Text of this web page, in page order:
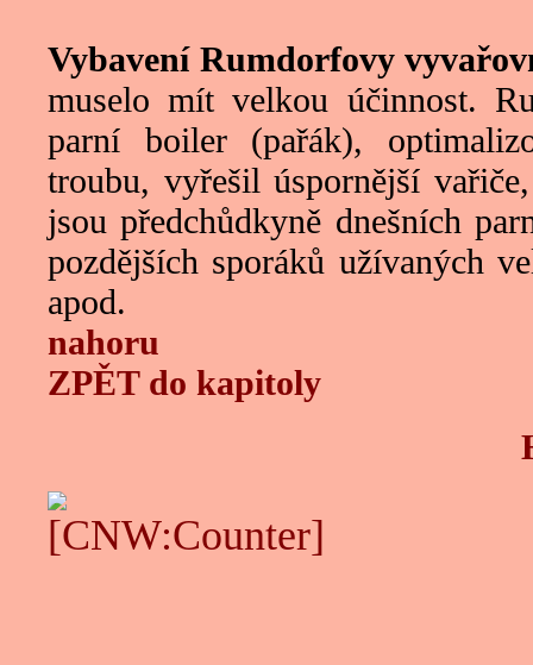
Vybavení Rumdorfovy
muselo mít velkou účinnost.
parní boiler (pařák),
troubu, vyřešil úspornější
jsou předchůdkyně dnešních
pozdějších sporáků užívaných
apod.
nahoru
ZPĚT do kapitoly